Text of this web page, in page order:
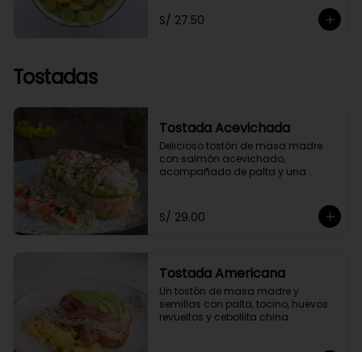
S/ 27.50
Tostadas
Tostada Acevichada
Delicioso tostón de masa madre
con salmón acevichado,
acompañado de palta y una
salsa acevichada a nuestro estilo
saludable.
S/ 29.00
Tostada Americana
Un tostón de masa madre y
semillas con palta, tocino, huevos
revueltos y cebollita china.